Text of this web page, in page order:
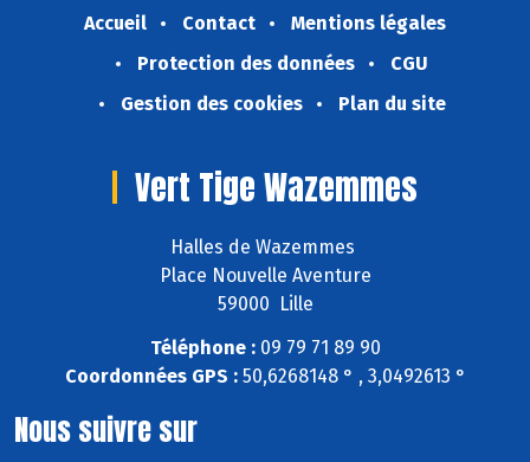
Accueil Contact
Mentions légales
Protection des données
CGU
Gestion des cookies
Plan du site
Vert Tige Wazemmes
Halles de Wazemmes
Place Nouvelle Aventure
59000 Lille
Téléphone :09 79 71 89 90
Coordonnées GPS :50,6268148 ° , 3,0492613 °
Nous suivre sur